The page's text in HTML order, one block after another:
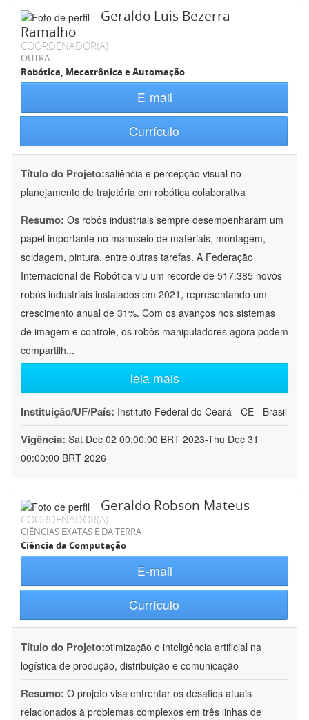
Geraldo Luis Bezerra
Ramalho
COORDENADOR(A)
OUTRA
Robótica, Mecatrônica e Automação
E-mail
Currículo
Título do Projeto:saliência e percepção visual no
planejamento de trajetória em robótica colaborativa
Resumo: Os robôs industriais sempre desempenharam um
papel importante no manuseio de materiais, montagem,
soldagem, pintura, entre outras tarefas. A Federação
Internacional de Robótica viu um recorde de 517.385 novos
robôs industriais instalados em 2021, representando um
crescimento anual de 31%. Com os avanços nos sistemas
de imagem e controle, os robôs manipuladores agora podem
compartilh...
leia mais
Instituição/UF/País: Instituto Federal do Ceará - CE - Brasil
Vigência: Sat Dec 02 00:00:00 BRT 2023-Thu Dec 31
00:00:00 BRT 2026
Geraldo Robson Mateus
COORDENADOR(A)
CIÊNCIAS EXATAS E DA TERRA
Ciência da Computação
E-mail
Currículo
Título do Projeto:otimização e inteligência artificial na
logística de produção, distribuição e comunicação
Resumo: O projeto visa enfrentar os desafios atuais
relacionados à problemas complexos em três linhas de